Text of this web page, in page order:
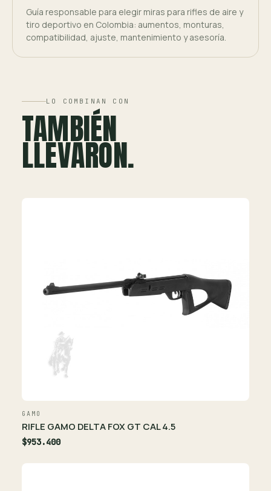
Guía responsable para elegir miras para rifles de aire y
tiro deportivo en Colombia: aumentos, monturas,
compatibilidad, ajuste, mantenimiento y asesoría.
LO COMBINAN CON
TAMBIÉN
LLEVARON.
GAMO
RIFLE GAMO DELTA FOX GT CAL 4.5
$953.400